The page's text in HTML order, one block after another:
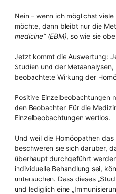
Nein – wenn ich möglichst
möchte, dann bleibt nur die
medicine“ (EBM), so wie sie
Jetzt kommt die Auswertung:
Studien und der
beobachtete Wirkung der
Positive Einzelbeobachtungen
den Beobachter. Für die
Einzelbeobachtungen wertlos.
Und weil die Homöopathen das
beschweren sie sich darüber,
überhaupt durchgeführt
individuelle Behandlung sei,
untersuchen. Dass dieses
und lediglich eine